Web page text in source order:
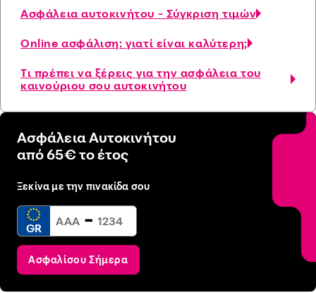
Ασφάλεια αυτοκινήτου - Σύγκριση τιμών
Online ασφάλιση: γιατί είναι καλύτερη;
Τι πρέπει να ξέρεις για την ασφάλεια του
καινούριου σου αυτοκινήτου
Ασφάλεια Αυτοκινήτου
από 65€ το έτος
Ξεκίνα με την πινακίδα σου
GR -
Ασφαλίσου Σήμερα